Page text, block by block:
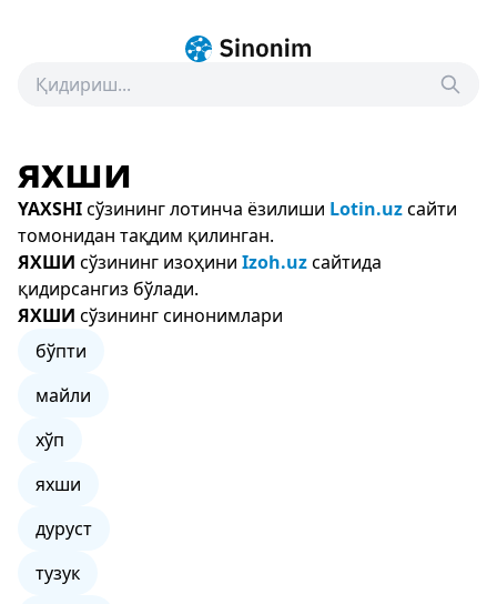
яхши
YAXSHIсўзининг лотинча ёзилиши Lotin.uzсайти
томонидан тақдим қилинган.
ЯХШИ сўзининг изоҳини Izoh.uzсайтида
қидирсангиз бўлади.
ЯХШИ сўзининг синонимлари
бўпти
майли
хўп
яхши
дуруст
тузук